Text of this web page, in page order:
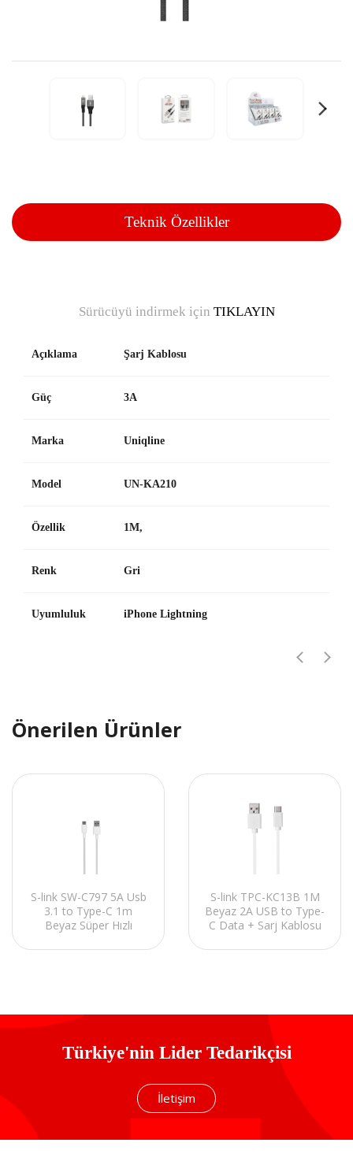
Teknik Özellikler
Sürücüyü indirmek için TIKLAYIN
Açıklama Şarj Kablosu
Güç 3A
Marka Uniqline
Model UN-KA210
Özellik 1M,
Renk Gri
Uyumluluk iPhone Lightning
Önerilen Ürünler
S-link SW-C797 5A Usb
3.1 to Type-C 1m
Beyaz Süper Hızlı
S-link TPC-KC13B 1M
Beyaz 2A USB to Type-
C Data + Sarj Kablosu
Türkiye'nin Lider Tedarikçisi
İletişim